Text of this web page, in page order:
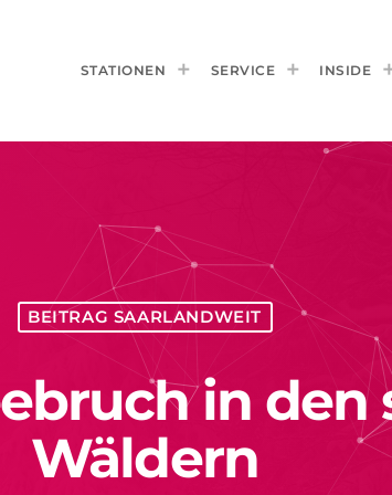
STATIONEN SERVICE INSIDE
BEITRAG SAARLANDWEIT
in den
Wäldern